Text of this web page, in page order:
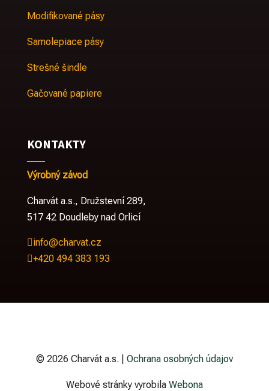
Modifikované pásy
Samolepiace pásy
Strešné šindle
Gačované papiere
KONTAKTY
Výrobný závod
Charvát a.s., Družstevní 289,
517 42 Doudleby nad Orlicí
info@charvat.cz
+420 494 383 193
© 2026 Charvát a.s. | Ochrana osobných údajov
Webové stránky vyrobila Webona